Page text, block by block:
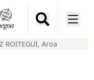
ROITEGUI, Aroa